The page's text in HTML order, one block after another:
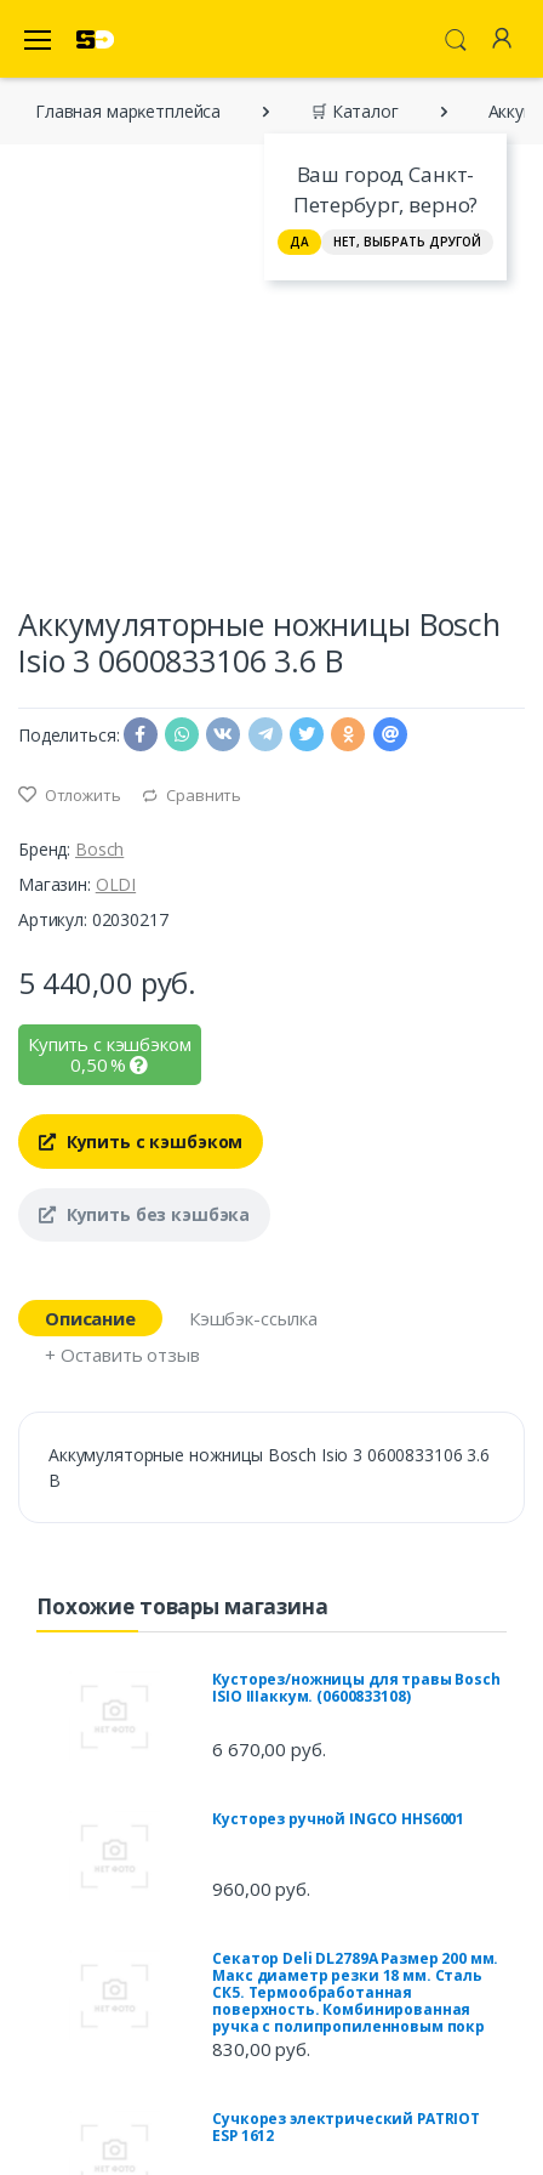
Ваш город Санкт-
Петербург, верно?
ДА НЕТ, ВЫБРАТЬ ДРУГОЙ
Главная марĸетплейса 🛒 Каталог
Аккумуляторные ножницы Bosch
Isio 3 0600833106 3.6 В
Поделиться:
Отложить Сравнить
Бренд: Bosch
Магазин: OLDI
Артикул: 02030217
5 440,00 руб.
Купить с кэшбэком
0,50%
Купить с кэшбэком
Купить без кэшбэка
Описание
Кэшбэк-ссылка
+ Оставить отзыв
Аккумуляторные ножницы Bosch Isio 3 0600833106 3.6
В
Похожие товары магазина
Кусторез/ножницы для травы Bosch
ISIO IIIаккум. (0600833108)
6 670,00 руб.
Кусторез ручной INGCO HHS6001
960,00 руб.
Секатор Deli DL2789A Размер 200 мм.
Макс диаметр резки 18 мм. Сталь
СК5. Термообработанная
поверхность. Комбинированная
ручка с полипропиленновым покр
830,00 руб.
Сучкорез электрический PATRIOT
ESP 1612